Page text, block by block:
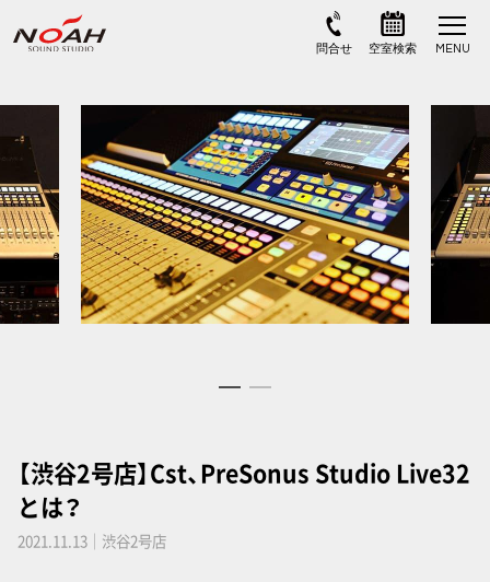
【渋谷2号店】Cst、PreSonus Studio Live32
とは？
2021.11.13｜渋谷2号店